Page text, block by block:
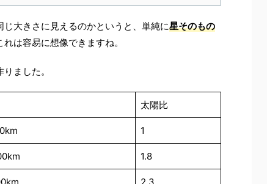
大きさに見えるのかというと、単純に星そのもの
は容易に想像できますね。
ました。
太陽比
1
1.8
2.3